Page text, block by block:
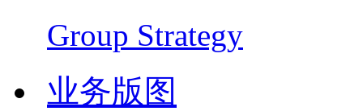
Group Strategy
业务版图